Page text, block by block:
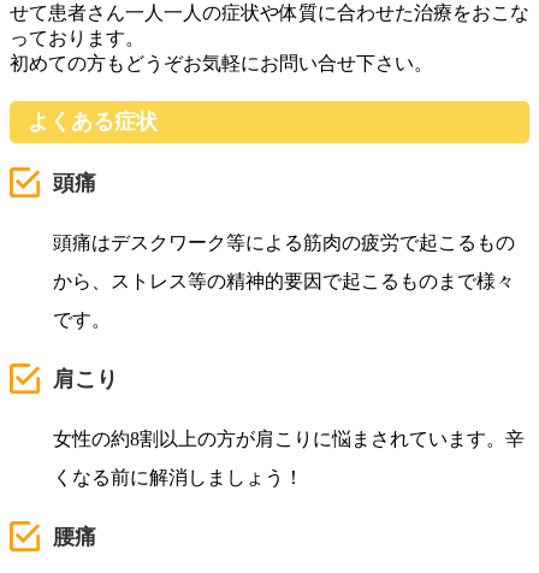
せて患者さん一人一人の症状や体質に合わせた治療をおこな
っております。
初めての方もどうぞお気軽にお問い合せ下さい。
よくある症状
頭痛
頭痛はデスクワーク等による筋肉の疲労で起こるもの
から、ストレス等の精神的要因で起こるものまで様々
です。
肩こり
女性の約8割以上の方が肩こりに悩まされています。辛
くなる前に解消しましょう！
腰痛